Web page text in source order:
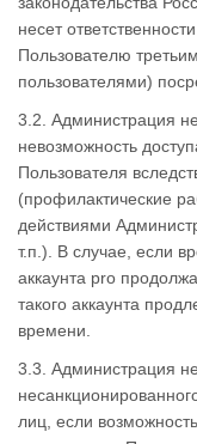
несет
Пользователю
пользователями)
3.2. Администрация
невозможность
Пользователя
(профилактические
действиями
т.п.). В случае, если
аккаунта pro
такого аккаунта
времени.
3.3. Администрация
лиц, если